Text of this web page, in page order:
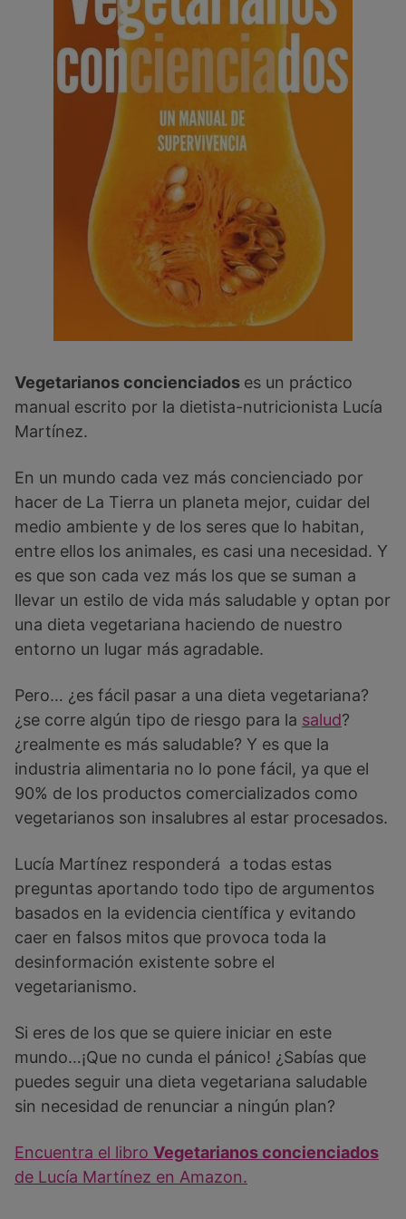
Vegetarianos concienciados es un práctico
manual escrito por la dietista-nutricionista Lucía
Martínez.
En un mundo cada vez más concienciado por
hacer de La Tierra un planeta mejor, cuidar del
medio ambiente y de los seres que lo habitan,
entre ellos los animales, es casi una necesidad. Y
es que son cada vez más los que se suman a
llevar un estilo de vida más saludable y optan por
una dieta vegetariana haciendo de nuestro
entorno un lugar más agradable.
Pero… ¿es fácil pasar a una dieta vegetariana?
¿se corre algún tipo de riesgo para la salud?
¿realmente es más saludable? Y es que la
industria alimentaria no lo pone fácil, ya que el
90% de los productos comercializados como
vegetarianos son insalubres al estar procesados.
Lucía Martínez responderá a todas estas
preguntas aportando todo tipo de argumentos
basados en la evidencia científica y evitando
caer en falsos mitos que provoca toda la
desinformación existente sobre el
vegetarianismo.
Si eres de los que se quiere iniciar en este
mundo…¡Que no cunda el pánico! ¿Sabías que
puedes seguir una dieta vegetariana saludable
sin necesidad de renunciar a ningún plan?
Encuentra el libro Vegetarianos concienciados
de Lucía Martínez en Amazon.